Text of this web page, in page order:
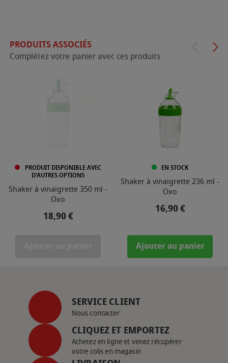
PRODUITS ASSOCIÉS
Complétez votre panier avec ces produits
PRODUIT DISPONIBLE AVEC
D'AUTRES OPTIONS
Shaker à vinaigrette 350 ml -
Oxo
Prix
18,90 €
EN STOCK
Shaker à vinaigrette 236 ml -
Oxo
Prix
16,90 €
Ajouter au panier
SERVICE CLIENT
Nous contacter
CLIQUEZ ET EMPORTEZ
Achetez en ligne et venez récupérer
votre colis en magasin